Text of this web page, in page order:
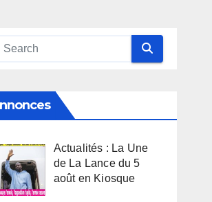
Actualités : La Une
de La Lance du 5
août en Kiosque